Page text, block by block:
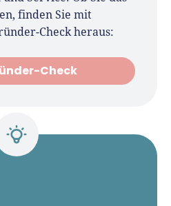
finden Sie mit
Check heraus:
Check